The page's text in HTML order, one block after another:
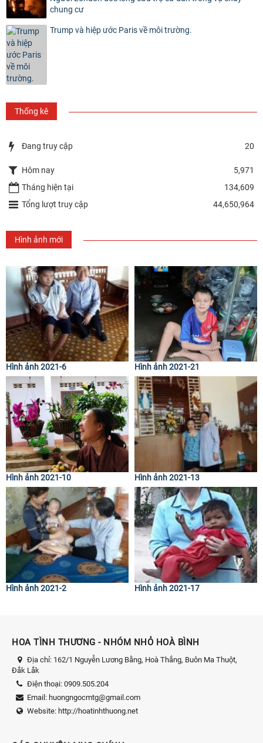
chung cư
Trump và hiệp ước Paris về môi trường.
Thống kê
Đang truy cập 20
Hôm nay
5,971
Tháng hiện tại
134,609
Tổng lượt truy cập
44,650,964
Hình ảnh mới
Hình ảnh 2021-6 Hình ảnh 2021-21
Hình ảnh 2021-10 Hình ảnh 2021-13
Hình ảnh 2021-2 Hình ảnh 2021-17
HOA TÌNH THƯƠNG - NHÓM NHỎ HOÀ BÌNH
Địa chỉ: 162/1 Nguyễn Lương Bằng, Hoà Thắng, Buôn Ma Thuột,
Đắk Lắk
Điện thoại: 0909.505.204
Email: huongngocmtg@gmail.com
Website: http://hoatinhthuong.net